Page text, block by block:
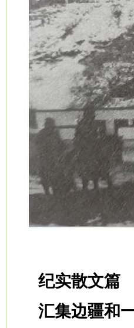
纪实散文篇
汇集边疆和